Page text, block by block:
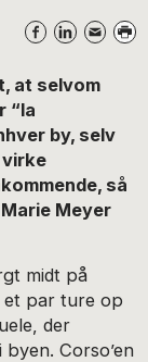
at selvom
“la
by, selv
så
Meyer
midt på
et par ture op
der
Corso’en